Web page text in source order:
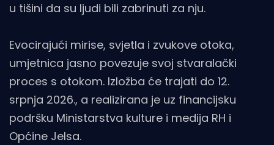
u tišini da su ljudi bili zabrinuti za nju.
Evocirajući mirise, svjetla i zvukove otoka,
umjetnica jasno povezuje svoj stvaralački
proces s otokom. Izložba će trajati do 12.
srpnja 2026., a realizirana je uz financijsku
podršku Ministarstva kulture i medija RH i
Općine Jelsa.